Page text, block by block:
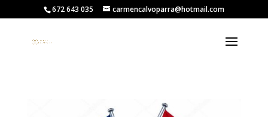
672 643 035 carmencalvoparra@hotmail.com